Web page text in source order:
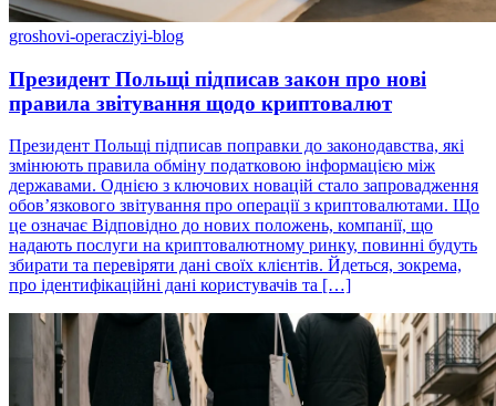
groshovi-operacziyi-blog
Президент Польщі підписав закон про нові
правила звітування щодо криптовалют
Президент Польщі підписав поправки до законодавства, які
змінюють правила обміну податковою інформацією між
державами. Однією з ключових новацій стало запровадження
обов’язкового звітування про операції з криптовалютами. Що
це означає Відповідно до нових положень, компанії, що
надають послуги на криптовалютному ринку, повинні будуть
збирати та перевіряти дані своїх клієнтів. Йдеться, зокрема,
про ідентифікаційні дані користувачів та […]